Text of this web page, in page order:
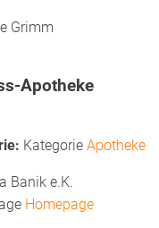
Grimm
Apotheke
Kategorie Apotheke
Banik e.K.
Homepage